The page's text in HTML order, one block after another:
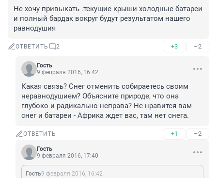
Не хочу привыкать .текущие крыши холодные батареи
и полный бардак вокруг будут результатом нашего
равнодушия
ОТВЕТИТЬ 2 +3 –2
Гость
9 февраля 2016, 16:42
Какая связь? Снег отменить собираетесь своим
неравнодушием? Объясните природе, что она
глубоко и радикально неправа? Не нравится вам
снег и батареи - Африка ждет вас, там нет снега.
ОТВЕТИТЬ +1 –2
Гость
9 февраля 2016, 17:40
Гость9 февраля 2016, 16:42